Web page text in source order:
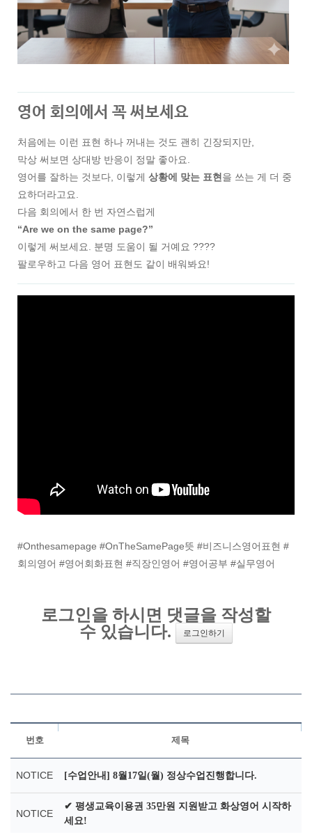
영어 회의에서 꼭 써보세요
처음에는 이런 표현 하나 꺼내는 것도 괜히 긴장되지만,
막상 써보면 상대방 반응이 정말 좋아요.
영어를 잘하는 것보다, 이렇게 상황에 맞는 표현을 쓰는 게 더 중
요하더라고요.
다음 회의에서 한 번 자연스럽게
“Are we on the same page?”
이렇게 써보세요. 분명 도움이 될 거예요 ????
팔로우하고 다음 영어 표현도 같이 배워봐요!
#Onthesamepage #OnTheSamePage뜻 #비즈니스영어표현 #
회의영어 #영어회화표현 #직장인영어 #영어공부 #실무영어